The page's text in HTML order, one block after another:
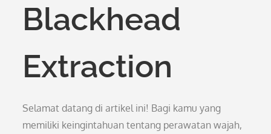
Blackhead
Extraction
Selamat datang di artikel ini! Bagi kamu yang
memiliki keingintahuan tentang perawatan wajah,